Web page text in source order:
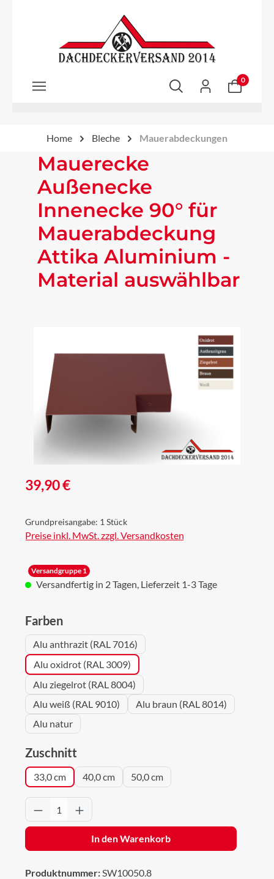
Zum Hauptinhalt springen
0
Home Bleche Mauerabdeckungen
Mauerecke
Außenecke
Innenecke 90° für
Mauerabdeckung
Attika Aluminium -
Material auswählbar
Regulärer Preis:
39,90 €
Grundpreisangabe: 1 Stück
Preise inkl. MwSt. zzgl. Versandkosten
Versandgruppe 1
Versandfertig in 2 Tagen, Lieferzeit 1-3 Tage
Farbenauswählen
Alu anthrazit (RAL 7016)
Alu oxidrot (RAL 3009)
Alu ziegelrot (RAL 8004)
Alu weiß (RAL 9010)
Alu braun (RAL 8014)
Alu natur
Zuschnitt
33,0 cm 40,0 cm 50,0 cm
Produkt Anzahl: Gib den gewünschten
In den Warenkorb
Produktnummer:SW10050.8